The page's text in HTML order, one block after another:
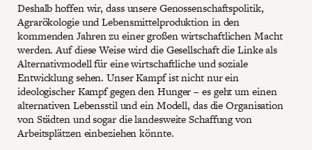
Deshalb hoffen wir, dass unsere Genossenschaftspolitik,
Agrarökologie und Lebensmittelproduktion in den
kommenden Jahren zu einer großen wirtschaftlichen Macht
werden. Auf diese Weise wird die Gesellschaft die Linke als
Alternativmodell für eine wirtschaftliche und soziale
Entwicklung sehen. Unser Kampf ist nicht nur ein
ideologischer Kampf gegen den Hunger – es geht um einen
alternativen Lebensstil und ein Modell, das die Organisation
von Städten und sogar die landesweite Schaffung von
Arbeitsplätzen einbeziehen könnte.